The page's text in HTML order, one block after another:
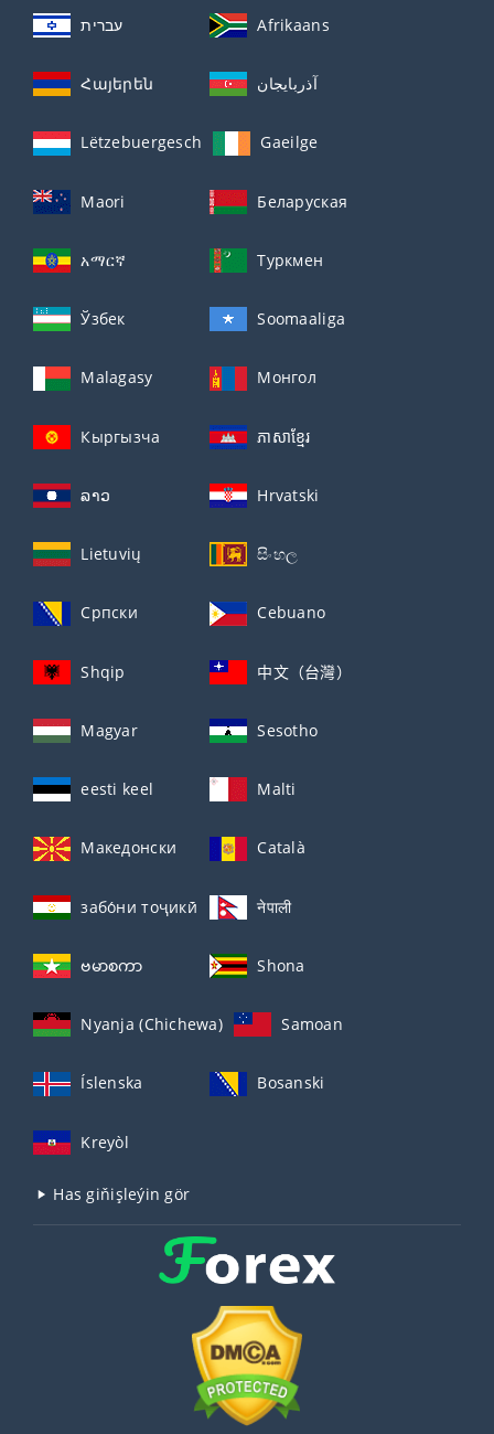
עברית Afrikaans
Հայերեն آذربايجان
Lëtzebuergesch Gaeilge
Maori Беларуская
አማርኛ Туркмен
Ўзбек Soomaaliga
Malagasy Монгол
Кыргызча ភាសាខ្មែរ
ລາວ Hrvatski
Lietuvių සිංහල
Српски Cebuano
Shqip 中文（台灣）
Magyar Sesotho
eesti keel Malti
Македонски Català
забо́ни тоҷикӣ́ नेपाली
ဗမာစကာ Shona
Nyanja (Chichewa) Samoan
Íslenska Bosanski
Kreyòl
Has giňişleýin gör